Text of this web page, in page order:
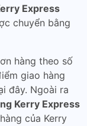
Express
chuyển bằng
hàng theo số
giao hàng
đây. Ngoài ra
Kerry Express
của Kerry